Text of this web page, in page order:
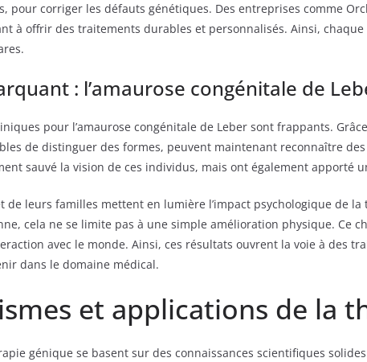
pour corriger les défauts génétiques. Des entreprises comme
à offrir des traitements durables et personnalisés. Ainsi,
: l’amaurose congénitale de
pour l’amaurose congénitale de Leber sont frappants.
de distinguer des formes, peuvent maintenant reconnaître
sauvé la vision de ces individus, mais ont également apporté
de leurs familles mettent en lumière l’impact psychologique de
cela ne se limite pas à une simple amélioration physique. Ce
avec le monde. Ainsi, ces résultats ouvrent la voie à des
dans le domaine médical.
et applications de la
génique se basent sur des connaissances scientifiques